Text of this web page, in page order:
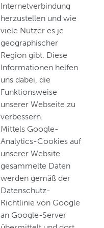
Internetverbindung
herzustellen und wie
viele Nutzer es je
geographischer
Region gibt. Diese
Informationen helfen
uns dabei, die
Funktionsweise
unserer Webseite zu
verbessern.
Mittels Google-
Analytics-Cookies auf
unserer Website
gesammelte Daten
werden gemäß der
Datenschutz-
Richtlinie von Google
an Google-Server